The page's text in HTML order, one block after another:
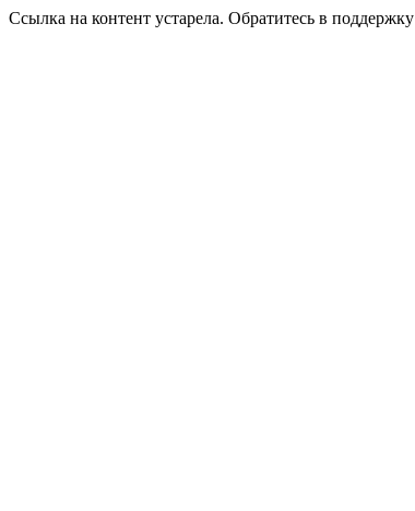
Ссылка на контент устарела. Обратитесь в поддержку